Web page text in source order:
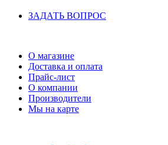
ЗАДАТЬ ВОПРОС
О магазине
Доставка и оплата
Прайс-лист
О компании
Производители
Мы на карте